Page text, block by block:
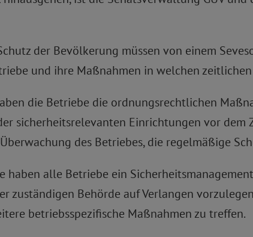
der Bevölkerung müssen von einem
und ihre Maßnahmen in welchen
die Betriebe die ordnungsrechtlichen
sicherheitsrelevanten Einrichtungen vor
des Betriebes, die regelmäßige
haben alle Betriebe ein
zuständigen Behörde auf Verlangen
betriebsspezifische Maßnahmen zu treffen.